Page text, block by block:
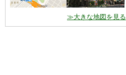
≫大きな地図を見る